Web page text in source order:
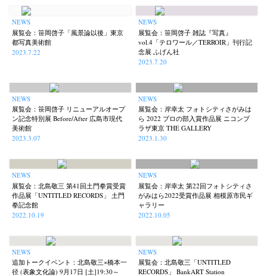
NEWS
展覧会：笹岡啓子「風景論以後」東京
都写真美術館
2023.7.22
NEWS
展覧会：笹岡啓子 雑誌『写真』
vol.4「テロワール／TERROIR」刊行記
念展 ふげん社
2023.7.20
NEWS
展覧会：笹岡啓子 リニューアルオープ
ン記念特別展 Before/After 広島市現代
美術館
2023.3.07
NEWS
展覧会：岸幸太 フォトシティさがみは
ら 2022 プロの部入賞作品展 ニコンプ
ラザ東京 THE GALLERY
2023.1.30
NEWS
展覧会：北島敬三 第41回土門拳賞受賞
作品展「UNTITLED RECORDS」 土門
拳記念館
2022.10.19
NEWS
展覧会：岸幸太 第22回フォトシティさ
がみはら2022受賞作品展 相模原市民ギ
ャラリー
2022.10.05
NEWS
追加トークイベント：北島敬三×橋本一
径 (表象文化論) 9月17日 [土]19:30～
NEWS
展覧会：北島敬三「UNTITLED
RECORDS」 BankART Station